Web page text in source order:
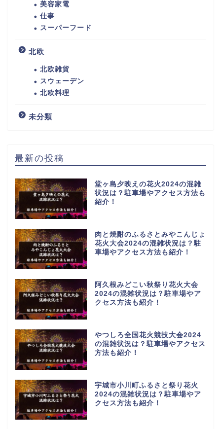
美容家電
仕事
スーパーフード
北欧
北欧雑貨
スウェーデン
北欧料理
未分類
最新の投稿
堂ヶ島夕映えの花火2024の混雑
状況は？駐車場やアクセス方法も
紹介！
肉と焼酎のふるさとみやこんじょ
花火大会2024の混雑状況は？駐
車場やアクセス方法も紹介！
阿久根みどこい秋祭り花火大会
2024の混雑状況は？駐車場やア
クセス方法も紹介！
やつしろ全国花火競技大会2024
の混雑状況は？駐車場やアクセス
方法も紹介！
宇城市小川町ふるさと祭り花火
2024の混雑状況は？駐車場やア
クセス方法も紹介！